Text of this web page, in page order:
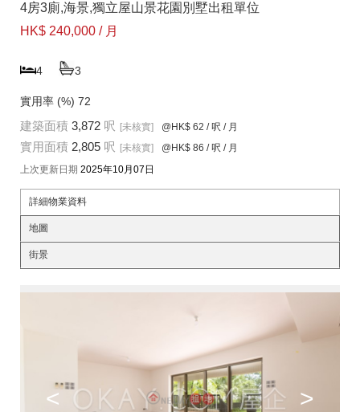
4房3廁,海景,獨立屋山景花園別墅出租單位
HK$ 240,000 / 月
4 3
實用率 (%) 72
建築面積 3,872 呎 [未核實] @HK$ 62 / 呎 / 月
實用面積 2,805 呎 [未核實] @HK$ 86 / 呎 / 月
上次更新日期 2025年10月07日
詳細物業資料
地圖
街景
< >